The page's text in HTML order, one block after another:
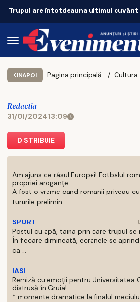
Trupul are întotdeauna ultimul cuvânt
INAPOI Pagina principală Cultura
Redactia
31/01/2024 13:09
DISTRIBUIE
Am ajuns de râsul Europei! Fotbalul
propriei aroganțe
A fost o vreme cand romanii priveau
tururile prelimin ...
SPORT
Postul cu apă, taina prin care trupul se
În fiecare dimineată, ecranele se
ca ...
IASI
Remiză cu emoții pentru Universitatea
distrusă în Gruia!
* momente dramatice la finalul